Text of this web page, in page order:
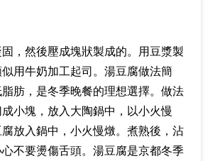
，然後壓成塊狀製成的。用豆漿製
用牛奶加工起司。湯豆腐做法簡
肪，是冬季晚餐的理想選擇。做法
小塊，放入大陶鍋中，以小火慢
放入鍋中，小火慢燉。煮熟後，沾
不要燙傷舌頭。湯豆腐是京都冬季